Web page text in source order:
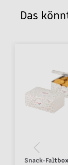
Das
Snack-Faltbox